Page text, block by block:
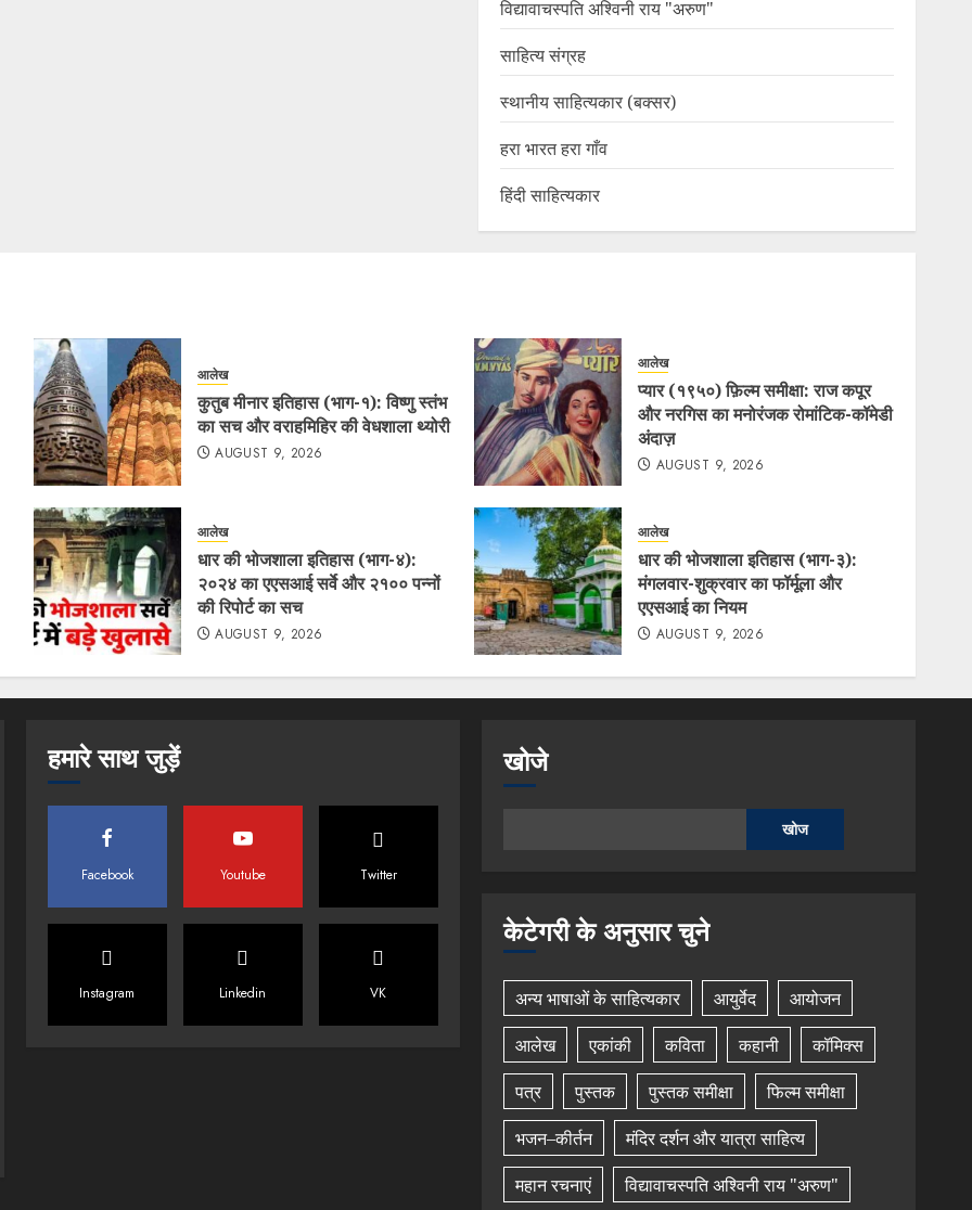
विद्यावाचस्पति अश्विनी राय "अरुण"
साहित्य संग्रह
स्थानीय साहित्यकार (बक्सर)
हरा भारत हरा गाँव
हिंदी साहित्यकार
आलेख
कुतुब मीनार इतिहास (भाग-१): विष्णु स्तंभ
का सच और वराहमिहिर की वेधशाला थ्योरी
AUGUST 9, 2026
आलेख
प्यार (१९५०) फ़िल्म समीक्षा: राज कपूर
और नरगिस का मनोरंजक रोमांटिक-कॉमेडी
अंदाज़
AUGUST 9, 2026
आलेख
धार की भोजशाला इतिहास (भाग-४):
२०२४ का एएसआई सर्वे और २१०० पन्नों
की रिपोर्ट का सच
AUGUST 9, 2026
आलेख
धार की भोजशाला इतिहास (भाग-३):
मंगलवार-शुक्रवार का फॉर्मूला और
एएसआई का नियम
AUGUST 9, 2026
हमारे साथ जुड़ें
Facebook Youtube Twitter
Instagram Linkedin VK
खोजे
खोज
केटेगरी के अनुसार चुने
अन्य भाषाओं के साहित्यकार आयुर्वेद
आयोजन
आलेख
एकांकी कविता कहानी
कॉमिक्स
पत्र
पुस्तक पुस्तक समीक्षा
फिल्म समीक्षा
भजन–कीर्तन
मंदिर दर्शन और यात्रा साहित्य
महान रचनाएं
विद्यावाचस्पति अश्विनी राय "अरुण"